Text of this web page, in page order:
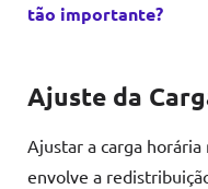
tão importante?
Ajuste da
Ajustar a carga
envolve a